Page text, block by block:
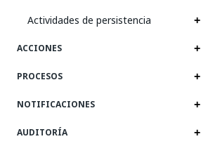
Actividades de persistencia
ACCIONES
PROCESOS
NOTIFICACIONES
AUDITORÍA